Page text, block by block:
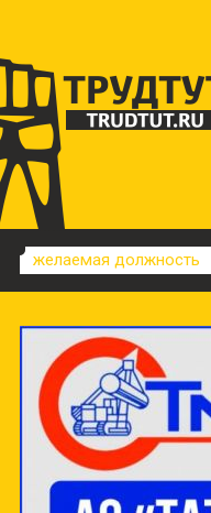
желаемая должность